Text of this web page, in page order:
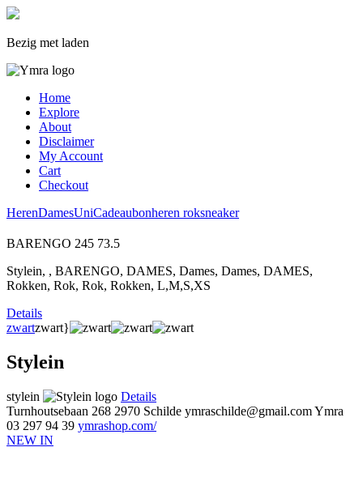
Bezig met laden
Home
Explore
About
Disclaimer
My Account
Cart
Checkout
HerenDamesUniCadeaubonheren roksneaker
BARENGO 245 73.5
Stylein, , BARENGO, DAMES, Dames, Dames, DAMES,
Rokken, Rok, Rok, Rokken, L,M,S,XS
Details
zwartzwart}
Stylein
stylein
Details
Turnhoutsebaan 268 2970 Schilde ymraschilde@gmail.comYmra
03 297 94 39 ymrashop.com/
NEW IN